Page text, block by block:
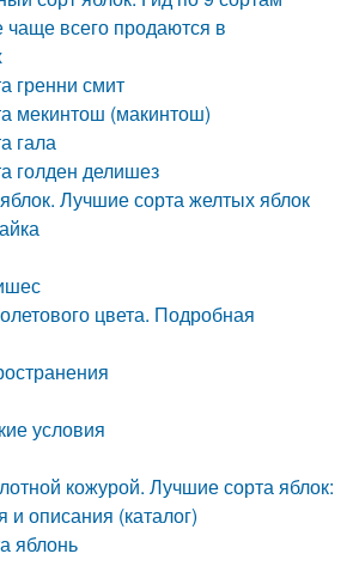
чаще всего продаются в
гренни смит
мекинтош (макинтош)
гала
голден делишез
Лучшие сорта желтых яблок
цвета. Подробная
условия
кожурой. Лучшие сорта яблок:
и описания (каталог)
яблонь